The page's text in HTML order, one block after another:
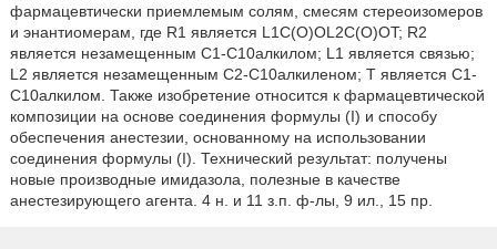
фармацевтически приемлемым солям, смесям стереоизомеров
и энантиомерам, где R1 является L1C(O)OL2C(O)OT; R2
является незамещенным C1-С10алкилом; L1 является связью;
L2 является незамещенным С2-С10алкиленом; Т является C1-
С10алкилом. Также изобретение относится к фармацевтической
композиции на основе соединения формулы (I) и способу
обеспечения анестезии, основанному на использовании
соединения формулы (I). Технический результат: получены
новые производные имидазола, полезные в качестве
анестезирующего агента. 4 н. и 11 з.п. ф-лы, 9 ил., 15 пр.